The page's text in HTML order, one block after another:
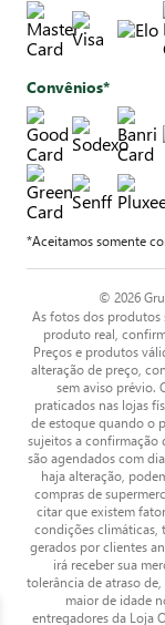
Convênios*
*Aceitamos somente
© 2026
As fotos dos produtos
produto real,
Preços e produtos
alteração de preço,
sem aviso prévio.
praticados nas lojas
de estoque quando o
sujeitos a confirmação
são agendados com
haja alteração,
compras de
citar que existem
condições climáticas,
gerados por clientes
irá receber sua
tolerância de atraso
maior de idade
entregadores da Loja